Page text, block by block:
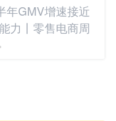
年GMV增速接近
力丨零售电商周